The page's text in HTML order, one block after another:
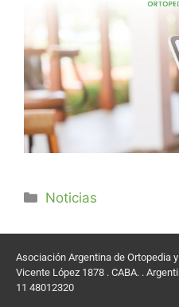
Noticias
Asociación Argentina de Ortopedia
Vicente López 1878 . CABA. .
11 48012320